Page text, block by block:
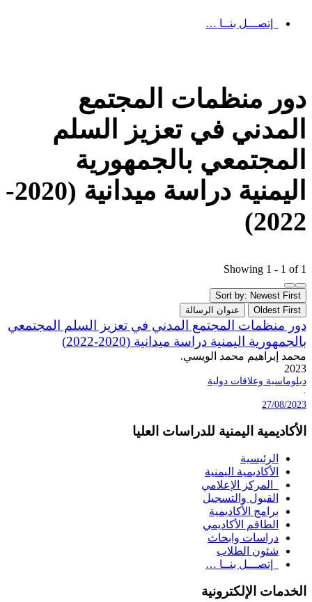
إتصـــل بنــا …
دور منظمات المجتمع
المدني في تعزيز السلم
المجتمعي بالجمهورية
اليمنية دراسة ميدانية (2020-
2022)
Showing 1 - 1 of 1
Sort by: Newest First
Oldest First
عنوان الرسالة
دور منظمات المجتمع المدني في تعزيز السلم المجتمعي
بالجمهورية اليمنية دراسة ميدانية (2020-2022)
محمد إبراهيم محمد الويسي.
2023
دبلوماسية وعلاقات دولية
·
27/08/2023
الأكاديمية اليمنية للدراسات العليا
الرئيسية
الأكاديمية اليمنية
المركز الإعلامي
القبول والتسجيل
برامج الأكاديمية
الطاقم الأكاديمي
دراسات وابحاث
شئون الطلاب
إتصـــل بنــا …
الخدمات الإلكترونية